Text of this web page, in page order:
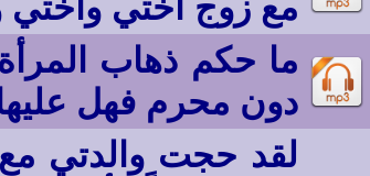
ما حكم ذهاب
دون محرم فهل
لقد حجت والدتي